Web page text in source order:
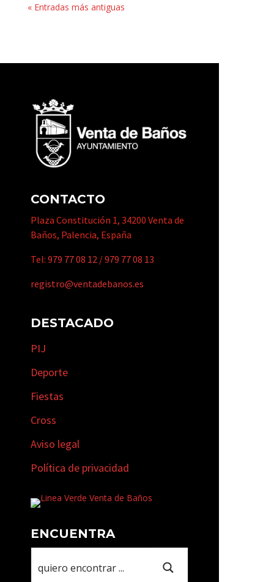
« Entradas más antiguas
CONTACTO
Plaza Constitución 1, 34200 Venta de
Baños, Palencia, España
Tel: 979 77 08 12 /979 77 08 13
registro@ventadebanos.es
DESTACADO
PIJ
Deporte
Fiestas
Cross
Aviso legal
Política de privacidad
ENCUENTRA